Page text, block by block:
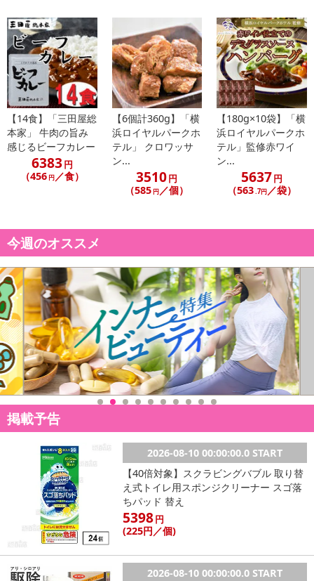
休業日
■その他共通および商品カテゴリー別注意事項（※必ずご確認くだ
さい）
こちらの情報は2026-07-09 14:02:14.0 での情報となります。
【14食】「三田屋総
本家」 牛肉の旨み
感じるビーフカレー
6383円
（456 円／食）
【6個計360g】「横
浜ロイヤルパークホ
テル」 クロワッサ
ン...
3510円
（585 円 ／個）
【180g×10袋】「横
浜ロイヤルパークホ
テル」監修赤ワイ
ン...
5637円
（563 .7円 ／袋）
今週のオススメ
掲載予告
2026-08-10 00:00:00.0 START
【40倍対象】スクラビングバブル 取り替
え式トイレ用スポンジクリーナー スゴ落
ちパッド 替え
5398円
(225円／個)
2026-08-10 00:00:00.0 START